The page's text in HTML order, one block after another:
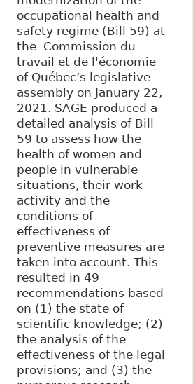
occupational health and
safety regime (Bill 59) at
the Commission du
travail et de l'économie
of Québec’s legislative
assembly on January 22,
2021. SAGE produced a
detailed analysis of Bill
59 to assess how the
health of women and
people in vulnerable
situations, their work
activity and the
conditions of
effectiveness of
preventive measures are
taken into account. This
resulted in 49
recommendations based
on (1) the state of
scientific knowledge; (2)
the analysis of the
effectiveness of the legal
provisions; and (3) the